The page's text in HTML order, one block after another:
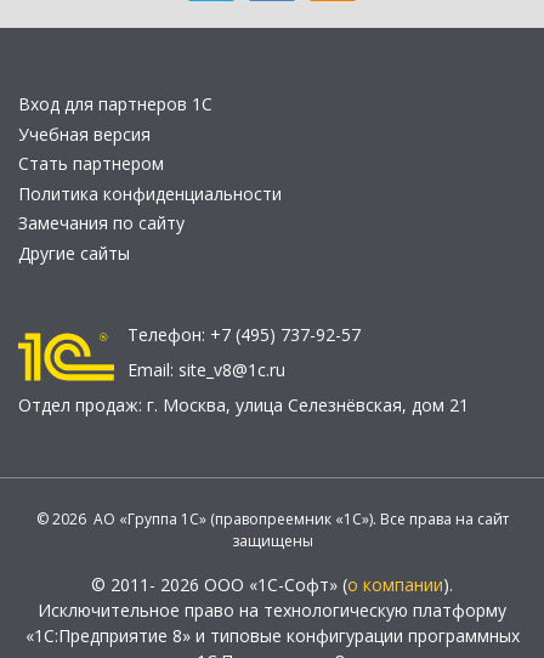
Вход для партнеров 1С
Учебная версия
Стать партнером
Политика конфиденциальности
Замечания по сайту
Другие сайты
Телефон: +7 (495) 737-92-57
Email: site_v8@1c.ru
Отдел продаж: г. Москва, улица Селезнёвская, дом 21
© 2026 АО «Группа 1С» (правопреемник «1С»). Все права на сайт
защищены
© 2011- 2026 ООО «1С-Софт» (о компании).
Исключительное право на технологическую платформу
«1С:Предприятие 8» и типовые конфигурации программных